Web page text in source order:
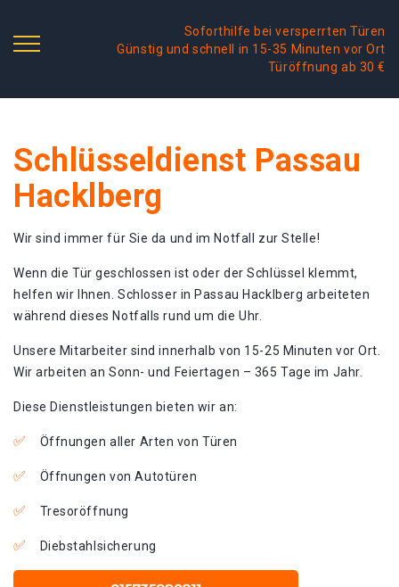
Soforthilfe bei versperrten Türen
Günstig und schnell in 15-35 Minuten vor Ort
Türöffnung ab 30 €
Schlüsseldienst Passau
Hacklberg
Wir sind immer für Sie da und im Notfall zur Stelle!
Wenn die Tür geschlossen ist oder der Schlüssel klemmt,
helfen wir Ihnen. Schlosser in Passau Hacklberg arbeiteten
während dieses Notfalls rund um die Uhr.
Unsere Mitarbeiter sind innerhalb von 15-25 Minuten vor Ort.
Wir arbeiten an Sonn- und Feiertagen – 365 Tage im Jahr.
Diese Dienstleistungen bieten wir an:
Öffnungen aller Arten von Türen
Öffnungen von Autotüren
Tresoröffnung
Diebstahlsicherung